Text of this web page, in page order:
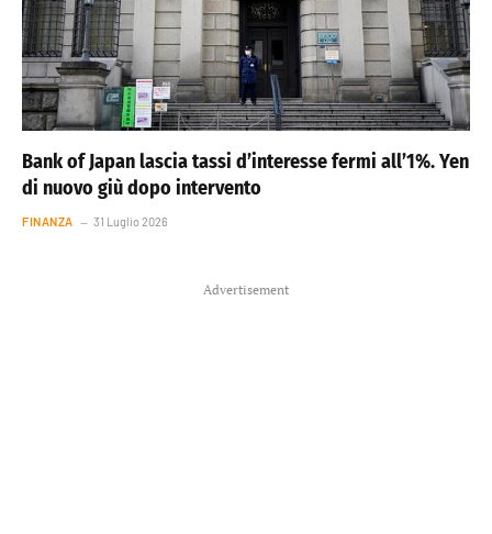
Bank of Japan lascia tassi d’interesse fermi all’1%. Yen
di nuovo giù dopo intervento
FINANZA 31 Luglio 2026
Advertisement